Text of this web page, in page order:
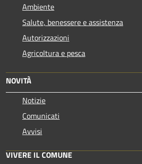
Ambiente
Salute, benessere e assistenza
Autorizzazioni
Agricoltura e pesca
NOVITÀ
Notizie
Comunicati
Avvisi
VIVERE IL COMUNE